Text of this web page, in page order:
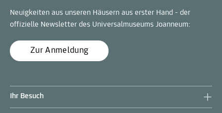
Neuigkeiten aus unseren Häusern aus erster Hand - der
offizielle Newsletter des Universalmuseums Joanneum:
Zur Anmeldung
Ihr Besuch